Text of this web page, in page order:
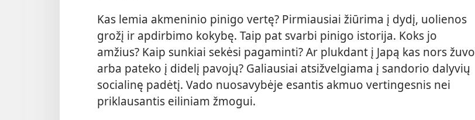
Kas lemia akmeninio pinigo vertę? Pirmiausiai žiūrima į dydį, uolienos
grožį ir apdirbimo kokybę. Taip pat svarbi pinigo istorija. Koks jo
amžius? Kaip sunkiai sekėsi pagaminti? Ar plukdant į Japą kas nors žuvo
arba pateko į didelį pavojų? Galiausiai atsižvelgiama į sandorio dalyvių
socialinę padėtį. Vado nuosavybėje esantis akmuo vertingesnis nei
priklausantis eiliniam žmogui.